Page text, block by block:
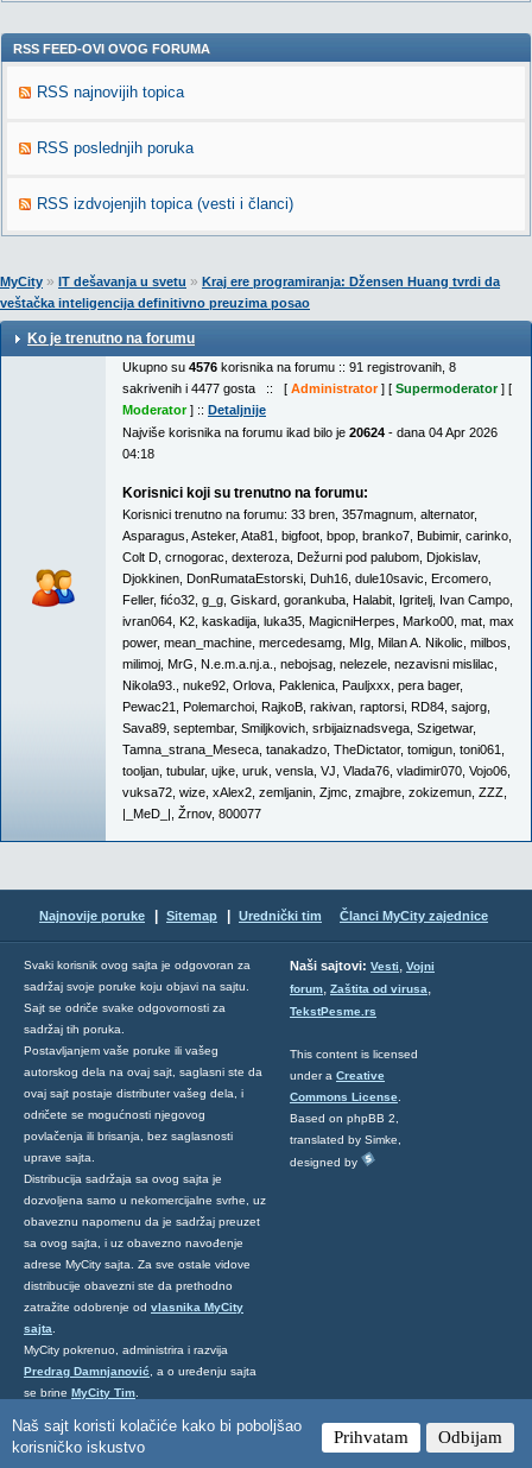
Naš sajt koristi kolačiće kako bi poboljšao
korisničko iskustvo
Prihvatam Odbijam
RSS FEED-OVI OVOG FORUMA
RSS najnovijih topica
RSS poslednjih poruka
RSS izdvojenjih topica (vesti i članci)
MyCity » IT dešavanja u svetu » Kraj ere programiranja: Džensen Huang tvrdi da
veštačka inteligencija definitivno preuzima posao
Ko je trenutno na forumu
Ukupno su 4576 korisnika na forumu :: 91 registrovanih, 8
sakrivenih i 4477 gosta :: [ Administrator] [ Supermoderator] [
Moderator] :: Detaljnije
Najviše korisnika na forumu ikad bilo je 20624 - dana 04 Apr 2026
04:18
Korisnici koji su trenutno na forumu:
Korisnici trenutno na forumu: 33 bren 357magnum alternator,
Asparagus Asteker, Ata81 bigfoot bpop branko7 Bubimir, carinko
Colt D crnogorac dexteroza Dežurni pod palubom Djokislav,
Djokkinen DonRumataEstorski Duh16 dule10savic Ercomero
Feller, fićo32 g_g Giskard gorankuba Halabit Igritelj Ivan Campo
ivran064 K2 kaskadija luka35 MagicniHerpes Marko00 mat max
power, mean_machine mercedesamg MIg Milan A. Nikolic milbos
milimoj MrG N.e.m.a.nj.a. nebojsag nelezele nezavisni mislilac
Nikola93.
nuke92 Orlova Paklenica Pauljxxx pera bager,
Pewac21
Polemarchoi RajkoB rakivan raptorsi RD84 sajorg
Sava89 septembar, Smiljkovich srbijaiznadsvega Szigetwar,
Tamna_strana_Meseca tanakadzo TheDictator, tomigun toni061
tooljan tubular, ujke uruk vensla VJ Vlada76 vladimir070 Vojo06
vuksa72 wize xAlex2 zemljanin Zjmc zmajbre zokizemun ZZZ
|_MeD_| Žrnov, 800077
Najnovije poruke Sitemap Urednički tim Članci MyCity zajednice
Svaki korisnik ovog sajta je odgovoran za
sadržaj svoje poruke koju objavi na sajtu.
Sajt se odriče svake odgovornosti za
sadržaj tih poruka.
Postavljanjem vaše poruke ili vašeg
autorskog dela na ovaj sajt, saglasni ste da
ovaj sajt postaje distributer vašeg dela, i
odričete se mogućnosti njegovog
povlačenja ili brisanja, bez saglasnosti
uprave sajta.
Distribucija sadržaja sa ovog sajta je
dozvoljena samo u nekomercijalne svrhe, uz
obaveznu napomenu da je sadržaj preuzet
sa ovog sajta, i uz obavezno navođenje
adrese MyCity sajta. Za sve ostale vidove
distribucije obavezni ste da prethodno
zatražite odobrenje od vlasnika MyCity
sajta
MyCity pokrenuo, administrira i razvija
Predrag Damnjanović , a o uređenju sajta
se brine MyCity Tim
ovde.
Naši sajtovi: Vesti, Vojni
forum, Zaštita od virusa,
TekstPesme.rs
This content is licensed
under a Creative
Commons License
Based on phpBB 2,
translated by Simke,
designed by